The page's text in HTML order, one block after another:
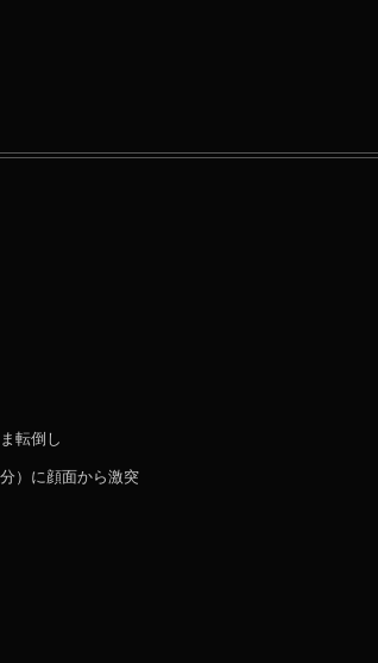
転倒し
）に顔面から激突